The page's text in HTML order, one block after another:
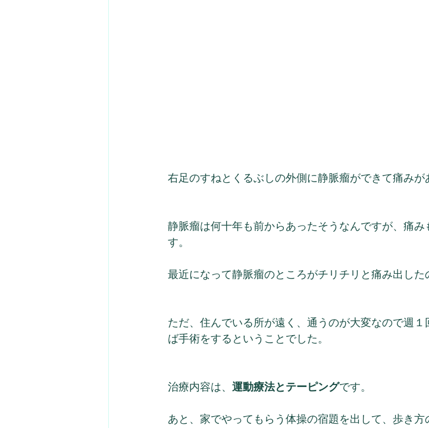
右足のすねとくるぶしの外側に静脈瘤ができて痛みが
静脈瘤は何十年も前からあったそうなんですが、痛
す。
最近になって静脈瘤のところがチリチリと痛み出した
ただ、住んでいる所が遠く、通うのが大変なので週
ば手術をするということでした。
治療内容は、 運動療法とテーピングです。
あと、家でやってもらう体操の宿題を出して、歩き方